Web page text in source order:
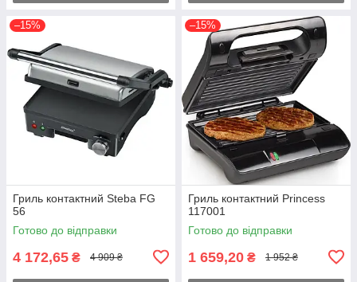
–15%
Гриль контактний Steba FG
56
Готово до відправки
4 172,65 ₴ 4 909 ₴
–15%
Гриль контактний Princess
117001
Готово до відправки
1 659,20 ₴ 1 952 ₴